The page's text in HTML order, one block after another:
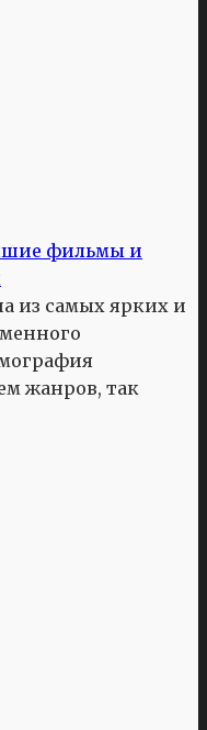
фильмы и
из самых ярких и
жанров, так